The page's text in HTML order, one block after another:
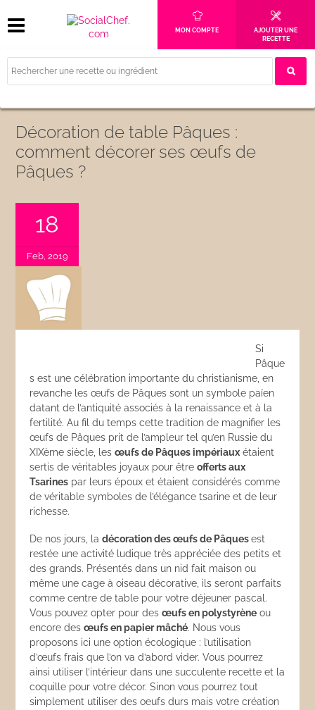
MON COMPTE
AJOUTER UNE
RECETTE
Décoration de table Pâques :
comment décorer ses œufs de
Pâques ?
18
Feb, 2019
Si
Pâque
s est une célébration importante du christianisme, en
revanche les œufs de Pâques sont un symbole païen
datant de l’antiquité associés à la renaissance et à la
fertilité. Au fil du temps cette tradition de magnifier les
œufs de Pâques prit de l’ampleur tel qu’en Russie du
XIXème siècle, lesœufs de Pâques impériaux étaient
sertis de véritables joyaux pour êtreofferts aux
Tsarines par leurs époux et étaient considérés comme
de véritable symboles de l’élégance tsarine et de leur
richesse.
De nos jours, ladécoration des œufs de Pâquesest
restée une activité ludique très appréciée des petits et
des grands. Présentés dans un nid fait maison ou
même une cage à oiseau décorative, ils seront parfaits
comme centre de table pour votre déjeuner pascal.
Vous pouvez opter pour desœufs en polystyrène ou
encore desœufs en papier mâché. Nous vous
proposons ici une option écologique : l’utilisation
d’œufs frais que l’on va d’abord vider. Vous pourrez
ainsi utiliser l’intérieur dans une succulente recette et la
coquille pour votre décor. Sinon vous pourrez tout
simplement utiliser des oeufs durs mais votre création